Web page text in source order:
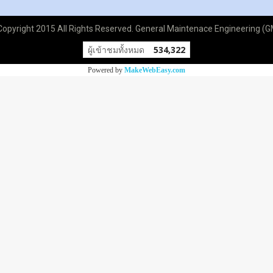
2015 All Rights Reserved. General Maintenace Engineering
ผู้เข้าชมทั้งหมด 534,322
Powered by MakeWebEasy.com